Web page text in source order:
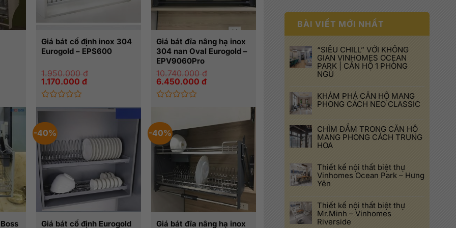
BÀI VIẾT MỚI NHẤT
“SIÊU CHILL” VỚI KHÔNG
GIAN VINHOMES OCEAN
PARK | CĂN HỘ 1 PHÒNG
NGỦ
KHÁM PHÁ CĂN HỘ MANG
PHONG CÁCH NEO CLASSIC
CHÌM ĐẮM TRONG CĂN HỘ
MANG PHONG CÁCH TRUNG
HOA
Thiết kế nội thất biệt thự
Vinhomes Ocean Park – Hưng
Yên
Thiết kế nội thất biệt thự
Mr.Minh – Vinhomes
Riverside
đ.
Giá bát cố định inox 304
Eurogold – EPS600
1.950.000đ
Giá
gốc
là:
1.170.000 đGiá
hiện
1.170.000 đ.
Được
hạng
0
5
sao
Giá bát đĩa nâng hạ inox
304 nan Oval Eurogold –
EPV9060Pro
10.740.000đ
Giá
gốc
là:
6.450.000 đGiá
hiện
6.450.000 đ.
hạng
0
5
sao
-40%
Giá bát cố định Eurogold
-40%
Giá bát đĩa nâng hạ inox